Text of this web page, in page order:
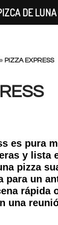
» PIZZA EXPRESS
es pura
y lista
pizza
para un
rápida
una
DE LUNA